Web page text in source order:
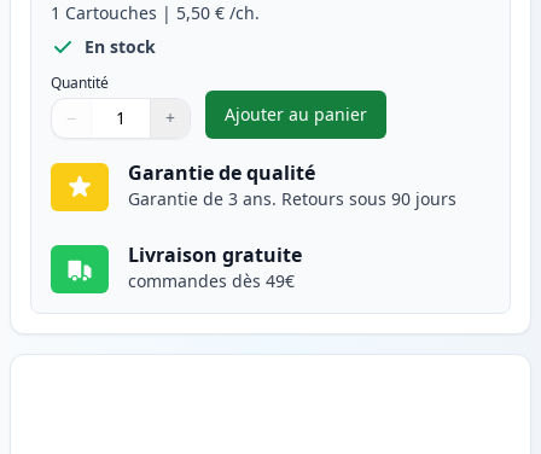
1 Cartouches | 5,50 € /ch.
En stock
Quantité
Quantité
Utilisez les boutons pour ajuster
− +
Quantité
Ajouter au panier
,Canon BJI-643 (BJI-643C)
Garantie de qualité
Garantie de 3 ans. Retours sous 90 jours
Livraison gratuite
commandes dès 49€